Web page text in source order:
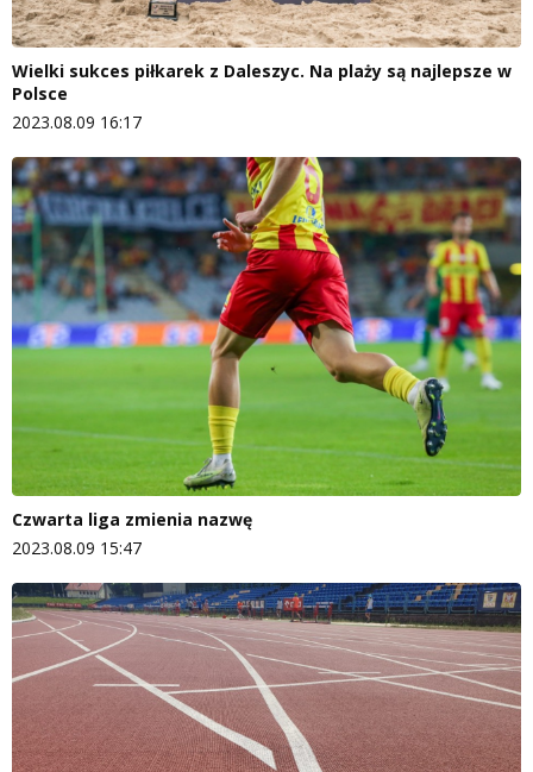
Wielki sukces piłkarek z Daleszyc. Na plaży są najlepsze w
Polsce
2023.08.09 16:17
Czwarta liga zmienia nazwę
2023.08.09 15:47